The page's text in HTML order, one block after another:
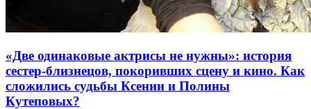
«Две одинаковые актрисы не нужны»: история
сестер-близнецов, покоривших сцену и кино. Как
сложились судьбы Ксении и Полины
Кутеповых?